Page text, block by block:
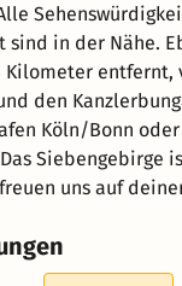
in der Nähe.
Kilometer entfernt,
den
Köln/Bonn
Siebengebirge
uns auf